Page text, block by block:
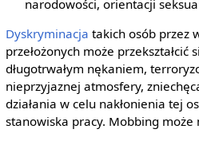
narodowości, orientacji
Dyskryminacja takich osób przez
przełożonych może przekształcić
długotrwałym nękaniem,
nieprzyjaznej atmosfery,
działania w celu nakłonienia tej
stanowiska pracy. Mobbing może